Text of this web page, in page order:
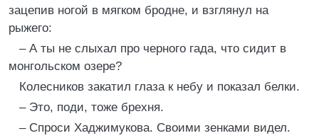
зацепив ногой в мягком бродне, и взглянул на
рыжего:
– А ты не слыхал про черного гада, что сидит в
монгольском озере?
Колесников закатил глаза к небу и показал белки.
– Это, поди, тоже брехня.
– Спроси Хаджимукова. Своими зенками видел.